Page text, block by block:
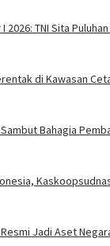
TNI Sita
di Kawasan
Bahagia
Jadi Aset